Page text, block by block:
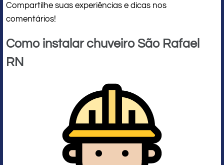
Compartilhe suas experiências e dicas nos
comentários!
Como instalar chuveiro São Rafael
RN